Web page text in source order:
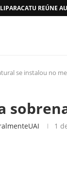
REÚNE
se instalou no
1